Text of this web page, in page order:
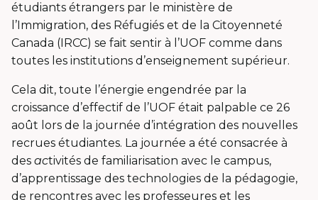
étudiants étrangers par le ministère de
l’Immigration, des Réfugiés et de la Citoyenneté
Canada (IRCC) se fait sentir à l’UOF comme dans
toutes les institutions d’enseignement supérieur.
Cela dit, toute l’énergie engendrée par la
croissance d’effectif de l’UOF était palpable ce 26
août lors de la journée d’intégration des nouvelles
recrues étudiantes. La journée a été consacrée à
des activités de familiarisation avec le campus,
d’apprentissage des technologies de la pédagogie,
de rencontres avec les professeures et les